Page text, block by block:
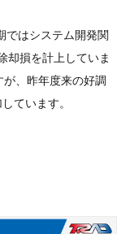
ではシステム開発関
却損を計上していま
、昨年度来の好調
ています。